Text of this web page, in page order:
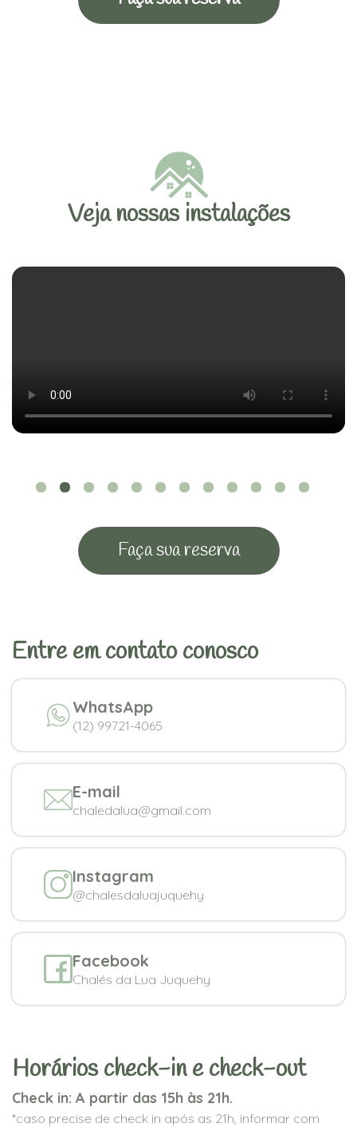
Veja nossas instalações
Faça sua reserva
Entre em contato conosco
WhatsApp
(12) 99721-4065
E-mail
chaledalua@gmail.com
Instagram
@chalesdaluajuquehy
Facebook
Chalés da Lua Juquehy
Horários check-in e check-out
Check in: A partir das 15h às 21h.
*caso precise de check in após as 21h, informar com